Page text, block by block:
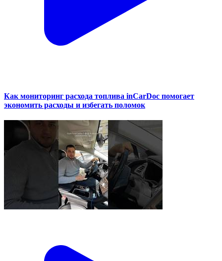
Как мониторинг расхода топлива inCarDoc помогает
экономить расходы и избегать поломок